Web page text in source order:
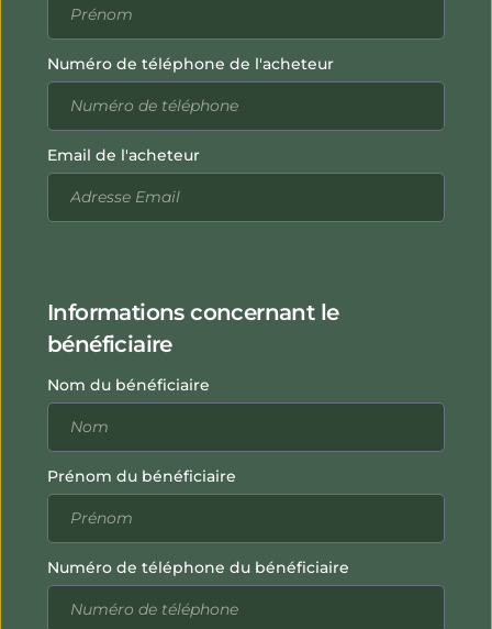
Numéro de téléphone de l'acheteur
Email de l'acheteur
Informations concernant le
bénéficiaire
Nom du bénéficiaire
Prénom du bénéficiaire
Numéro de téléphone du bénéficiaire